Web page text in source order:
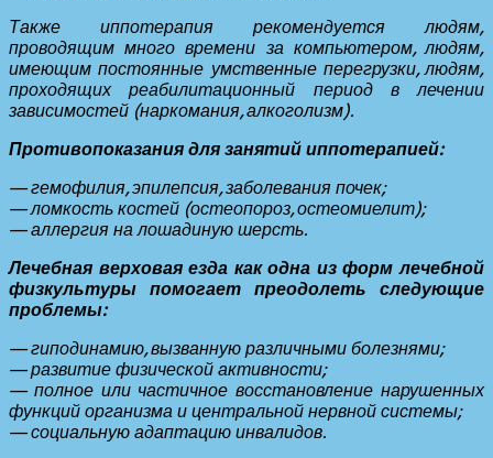
Также иппотерапия рекомендуется людям,
проводящим много времени за компьютером, людям,
имеющим постоянные умственные перегрузки, людям,
проходящих реабилитационный период в лечении
зависимостей (наркомания, алкоголизм).
Противопоказания для занятий иппотерапией:
— гемофилия, эпилепсия, заболевания почек;
— ломкость костей (остеопороз, остеомиелит);
— аллергия на лошадиную шерсть.
Лечебная верховая езда как одна из форм лечебной
физкультуры помогает преодолеть следующие
проблемы:
— гиподинамию, вызванную различными болезнями;
— развитие физической активности;
— полное или частичное восстановление нарушенных
функций организма и центральной нервной системы;
— социальную адаптацию инвалидов.